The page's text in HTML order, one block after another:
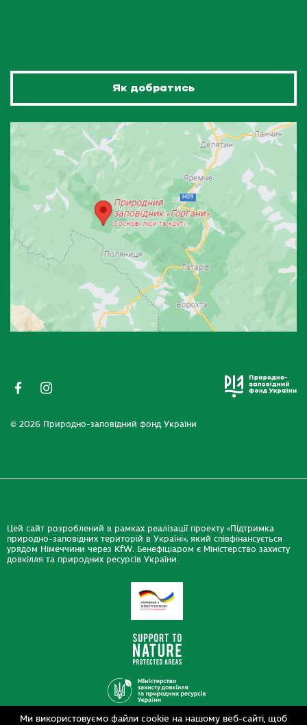
Ми використовуємо файли cookie на нашому веб-сайті, щоб
Як добратись
© 2026 Природно-заповідний фонд України
Цей сайт розроблений в рамках реалізації проекту «Підтримка
природно-заповідних територій в Україні», який співфінансується
урядом Німеччини через KfW. Бенефіціаром є Міністерство захисту
довкілля та природних ресурсів України.
Дизайн